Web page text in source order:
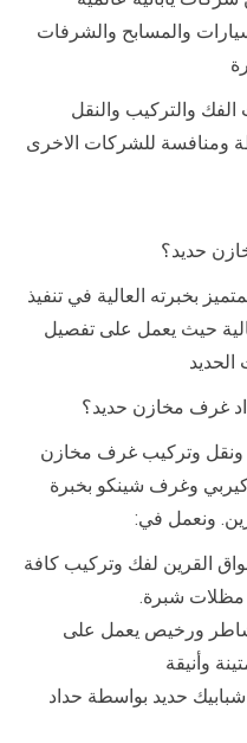
والمسابح والشرفات
والتركيب والنقل
ومنافسة للشركات الاخرى
حديد؟
بخبرته العالية في تنفيذ
حيث يعمل على تفصيل
غرف مخازن حديد؟
ونقل وتركيب غرف مخازن
وغرف شينكو بخبرة
ونعمل في:
القرين لفك وتركيب كافة
مظلات شبرة.
شاطر ورخيص يعمل على
وأنيقة
حديد بواسطة حداد